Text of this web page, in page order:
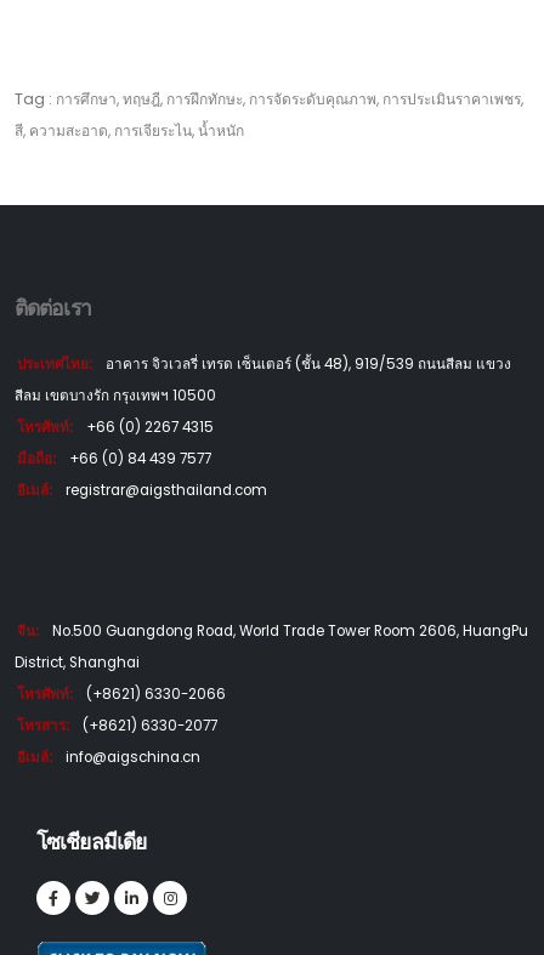
Tag : การศึกษา, ทฤษฎี, การฝึกทักษะ, การจัดระดับคุณภาพ, การประเมินราคาเพชร,
สี, ความสะอาด, การเจียระไน, น้ำหนัก
ติดต่อเรา
ประเทศไทย:
อาคาร จิวเวลรี่ เทรด เซ็นเตอร์ (ชั้น 48), 919/539 ถนนสีลม แขวง
สีลม เขตบางรัก กรุงเทพฯ 10500
โทรศัพท์:
+66 (0) 2267 4315
มือถือ:
+66 (0) 84 439 7577
อีเมล์:
registrar@aigsthailand.com
จีน:
No.500 Guangdong Road, World Trade Tower Room 2606, HuangPu
District, Shanghai
โทรศัพท์:
(+8621) 6330-2066
โทรสาร:
(+8621) 6330-2077
อีเมล์:
info@aigschina.cn
โซเชียลมีเดีย